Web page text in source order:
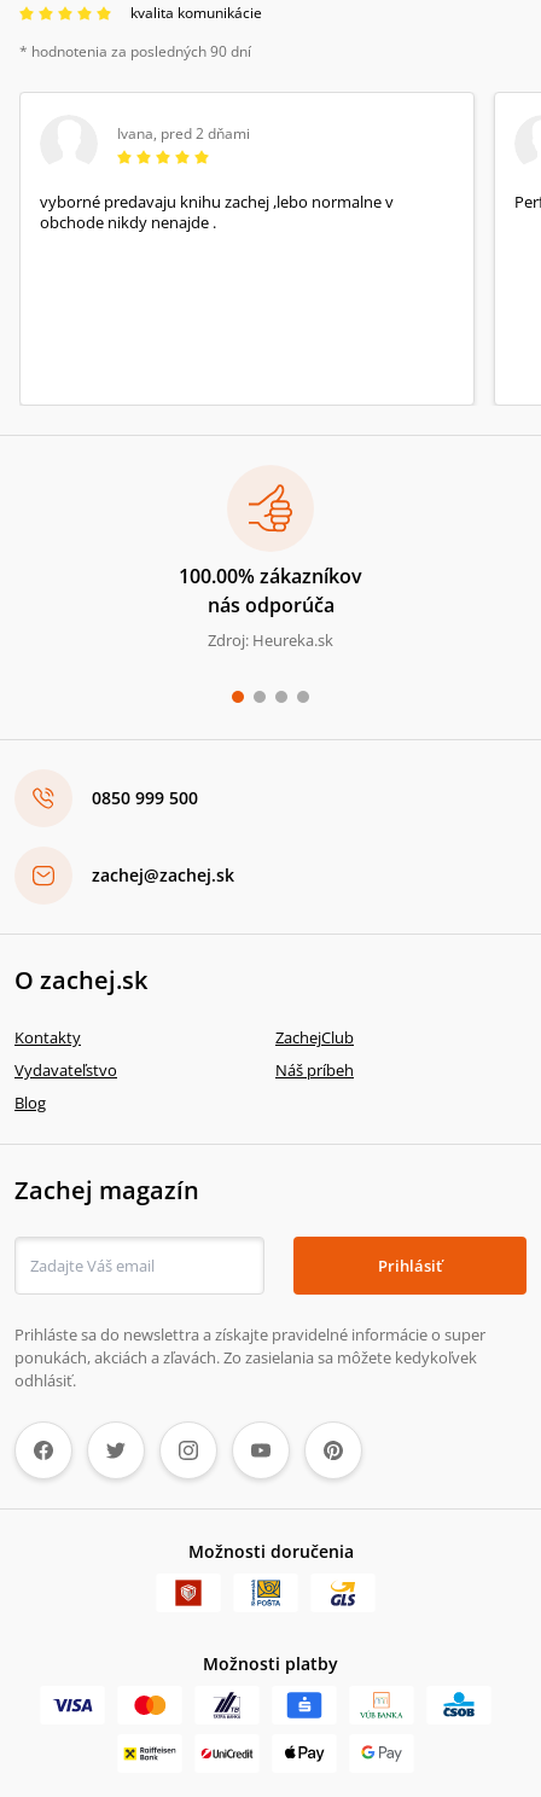
kvalita komunikácie
* hodnotenia za posledných 90 dní
Ivana, pred 2 dňami
vyborné predavaju knihu zachej ,lebo normalne v
obchode nikdy nenajde .
100.00% zákazníkov
nás odporúča
Zdroj: Heureka.sk
0850 999 500
zachej@zachej.sk
O zachej.sk
Kontakty
ZachejClub
Vydavateľstvo
Náš príbeh
Blog
Zachej magazín
Prihlásiť
Prihláste sa do newslettra a získajte pravidelné informácie o super
ponukách, akciách a zľavách. Zo zasielania sa môžete kedykoľvek
odhlásiť.
Možnosti doručenia
Možnosti platby